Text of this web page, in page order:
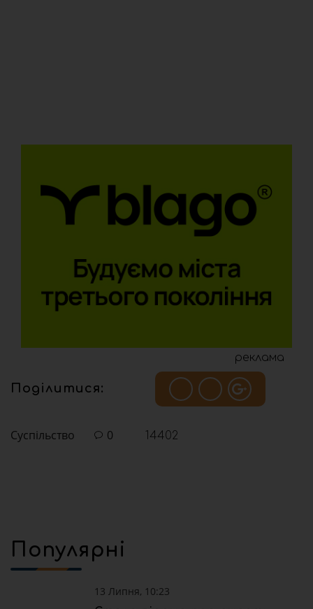
реклама
Поділитися:
Суспільство 0 14402
Популярні
13 Липня, 10:23